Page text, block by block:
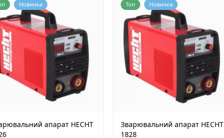
Новинка
апарат HECHT
Топ Новинка
Зварювальний апарат HECHT
1828